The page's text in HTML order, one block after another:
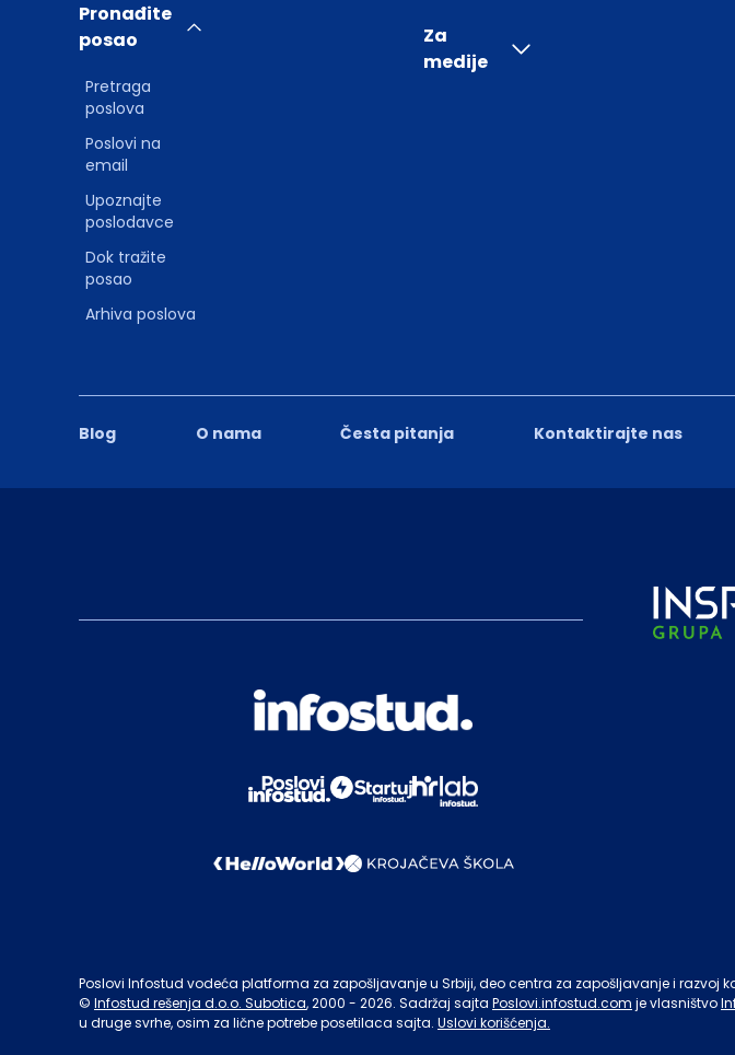
Blog O nama Česta pitanja Kontaktirajte nas
Pronađite
posao
Pretraga
poslova
Poslovi na
email
Upoznajte
poslodavce
Dok tražite
posao
Arhiva poslova
Za
medije
Poslovi Infostud vodeća platforma za zapošljavanje u Srbiji, deo centra za zapošljavanje i razvoj
© Infostud rešenja d.o.o. Subotica, 2000 - 2026. Sadržaj sajta Poslovi.infostud.com je vlasništvo
u druge svrhe, osim za lične potrebe posetilaca sajta. Uslovi korišćenja.